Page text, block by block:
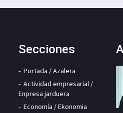
Secciones
Portada / Azalera
Actividad empresarial /
Enpresa jarduera
Economía / Ekonomia